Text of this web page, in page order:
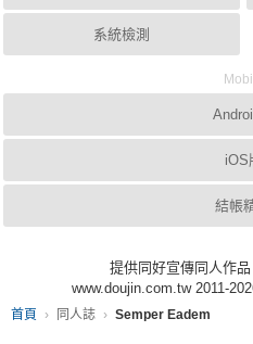
首頁 同人誌 Semper Eadem
系統檢測
iOS
結帳
提供同好宣傳同人作
www.doujin.com.tw 2011-